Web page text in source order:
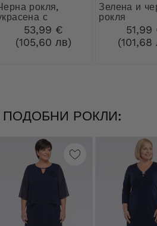
с
53,99 €
(105,60 лв)
Зелена и черна
рокля
51,99
(101,68
ПОДОБНИ РОКЛИ: